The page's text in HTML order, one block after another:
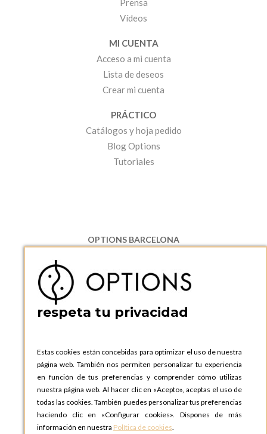
Prensa
Vídeos
MI CUENTA
Acceso a mi cuenta
Lista de deseos
Crear mi cuenta
PRÁCTICO
Catálogos y hoja pedido
Blog Options
Tutoriales
OPTIONS BARCELONA
08130 Santa Perpetua de Moguda, Barcelona
ESPAñA
Teléfono:
+34 935 724 041
OPTIONS BARCELONA SHOWROOM
ESPAñA
Teléfono:+34 935 724 041
OPTIONS MADRID
C. Lucio Emilio Cándido, 6,
28803 Alcalá de Henares, Madrid
ESPAñA
respeta tu privacidad
Estas cookies están concebidas para optimizar el uso de nuestra
página web. También nos permiten personalizar tu experiencia
en función de tus preferencias y comprender cómo utilizas
nuestra página web. Al hacer clic en «Acepto», aceptas el uso de
todas las cookies. También puedes personalizar tus preferencias
haciendo clic en «Configurar cookies». Dispones de más
información en nuestra Política de cookies.